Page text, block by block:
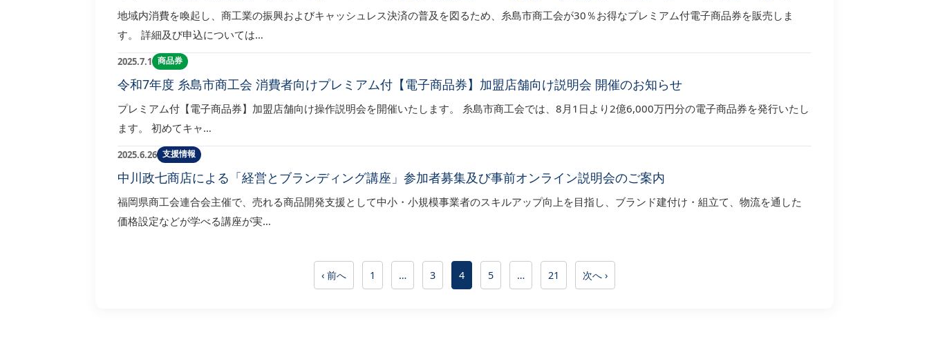
地域内消費を喚起し、商工業の振興およびキャッシュレス決済の普及を図るため、糸島市商工会が30％お得なプレミアム付電子商品券を販売しま
す。 詳細及び申込については…
2025.7.1 商品券
令和7年度 糸島市商工会 消費者向けプレミアム付【電子商品券】加盟店舗向け説明会 開催のお知らせ
プレミアム付【電子商品券】加盟店舗向け操作説明会を開催いたします。 糸島市商工会では、8月1日より2億6,000万円分の電子商品券を発行いたし
ます。 初めてキャ…
2025.6.26 支援情報
中川政七商店による「経営とブランディング講座」参加者募集及び事前オンライン説明会のご案内
福岡県商工会連合会主催で、売れる商品開発支援として中小・小規模事業者のスキルアップ向上を目指し、ブランド建付け・組立て、物流を通した
価格設定などが学べる講座が実…
‹ 前へ 1 … 3 4 5 … 21 次へ ›